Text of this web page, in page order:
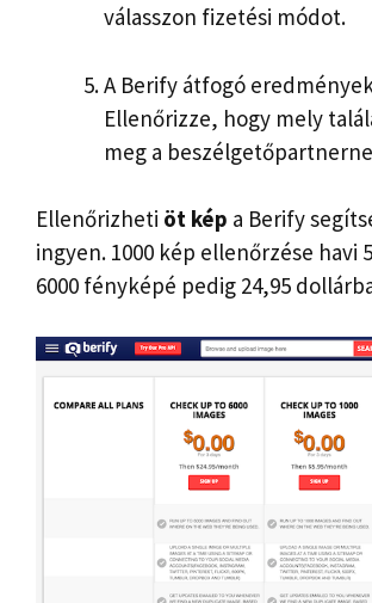
válasszon fizetési módot.
A Berify átfogó
Ellenőrizze, hogy mely
meg a
Ellenőrizheti öt kép a Berify
ingyen. 1000 kép ellenőrzése havi
6000 fényképé pedig 24,95